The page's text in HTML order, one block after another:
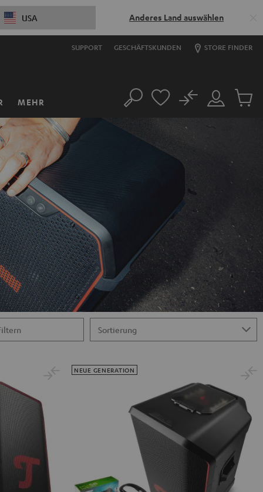
USA Anderes Land auswählen
SUPPORT GESCHÄFTSKUNDEN STORE FINDER
MEHR Suche
Mein
No
Artikel
NEUE GENERATION